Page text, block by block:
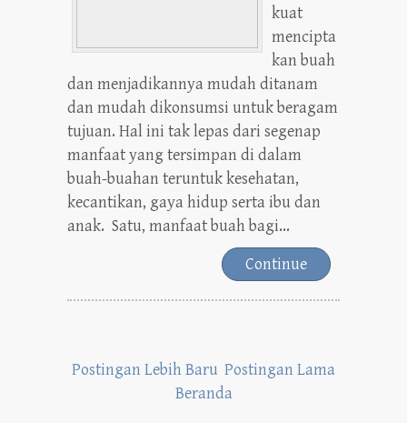
kuat
mencipta
kan buah
dan menjadikannya mudah ditanam
dan mudah dikonsumsi untuk beragam
tujuan. Hal ini tak lepas dari segenap
manfaat yang tersimpan di dalam
buah-buahan teruntuk kesehatan,
kecantikan, gaya hidup serta ibu dan
anak. Satu, manfaat buah bagi...
Continue
Postingan Lebih Baru Postingan Lama
Beranda